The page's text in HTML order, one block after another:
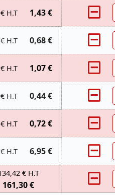
H.T 1,43 €
H.T 0,68 €
H.T 1,07 €
H.T 0,44 €
H.T 0,72 €
H.T 6,95 €
€ H.T
161,30 €